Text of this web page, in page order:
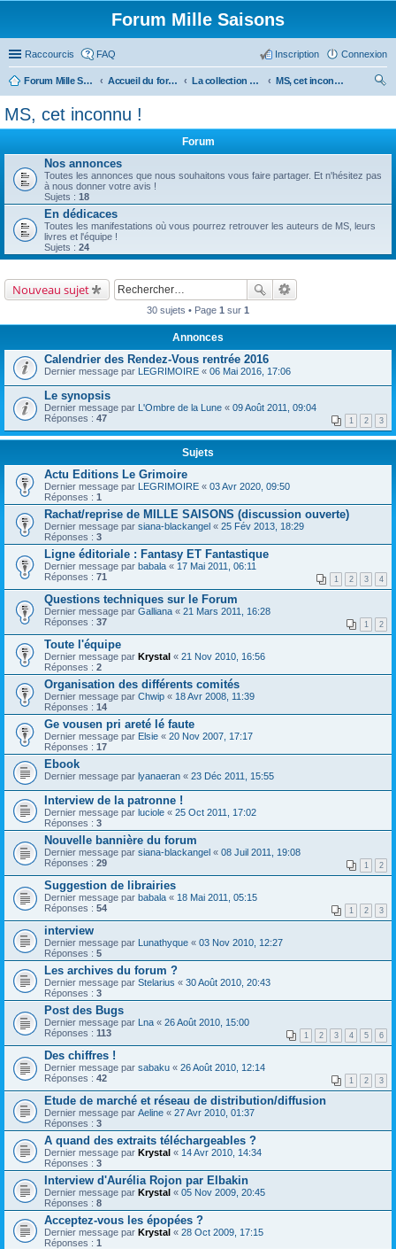
Forum Mille Saisons
Raccourcis FAQ Connexion
Inscription
Forum Mille Saisons Accueil du forum La collection Mille Saisons
MS, cet inconnu !
MS, cet inconnu !
Forum
Nos annonces
Toutes les annonces que nous souhaitons vous faire partager. Et n'hésitez pas
à nous donner votre avis !
Sujets : 18
En dédicaces
Toutes les manifestations où vous pourrez retrouver les auteurs de MS, leurs
livres et l'équipe !
Sujets : 24
Nouveau sujet
30 sujets • Page 1 sur 1
Annonces
Calendrier des Rendez-Vous rentrée 2016
Dernier message par LEGRIMOIRE « 06 Mai 2016, 17:06
Le synopsis
Dernier message par L'Ombre de la Lune « 09 Août 2011, 09:04
Réponses : 47 1 2 3
Sujets
Actu Editions Le Grimoire
Dernier message par LEGRIMOIRE « 03 Avr 2020, 09:50
Réponses : 1
Rachat/reprise de MILLE SAISONS (discussion ouverte)
Dernier message par siana-blackangel « 25 Fév 2013, 18:29
Réponses : 3
Ligne éditoriale : Fantasy ET Fantastique
Dernier message par babala « 17 Mai 2011, 06:11
Réponses : 71 1 2 3 4
Questions techniques sur le Forum
Dernier message par Galliana « 21 Mars 2011, 16:28
Réponses : 37 1 2
Toute l'équipe
Dernier message par Krystal « 21 Nov 2010, 16:56
Réponses : 2
Organisation des différents comités
Dernier message par Chwip « 18 Avr 2008, 11:39
Réponses : 14
Ge vousen pri areté lé faute
Dernier message par Elsie « 20 Nov 2007, 17:17
Réponses : 17
Ebook
Dernier message par lyanaeran « 23 Déc 2011, 15:55
Interview de la patronne !
Dernier message par luciole « 25 Oct 2011, 17:02
Réponses : 3
Nouvelle bannière du forum
Dernier message par siana-blackangel « 08 Juil 2011, 19:08
Réponses : 29 1 2
Suggestion de librairies
Dernier message par babala « 18 Mai 2011, 05:15
Réponses : 54 1 2 3
interview
Dernier message par Lunathyque « 03 Nov 2010, 12:27
Réponses : 5
Les archives du forum ?
Dernier message par Stelarius « 30 Août 2010, 20:43
Réponses : 3
Post des Bugs
Dernier message par Lna « 26 Août 2010, 15:00
Réponses : 113 1 2 3 4 5 6
Des chiffres !
Dernier message par sabaku « 26 Août 2010, 12:14
Réponses : 42 1 2 3
Etude de marché et réseau de distribution/diffusion
Dernier message par Aeline « 27 Avr 2010, 01:37
Réponses : 3
A quand des extraits téléchargeables ?
Dernier message par Krystal « 14 Avr 2010, 14:34
Réponses : 3
Interview d'Aurélia Rojon par Elbakin
Dernier message par Krystal « 05 Nov 2009, 20:45
Réponses : 8
Acceptez-vous les épopées ?
Dernier message par Krystal « 28 Oct 2009, 17:15
Réponses : 1